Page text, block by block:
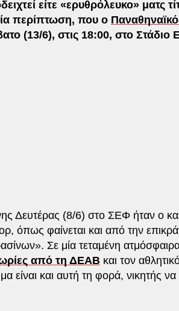
είτε «ερυθρόλευκο» ματς
περίπτωση, που ο
(13/6), στις 18:00, στο Στάδιο
Δευτέρας (8/6) στο ΣΕΦ ήταν ο
όπως φαίνεται και από την
Σε μία τεταμένη
από τη ΔΕΑΒ και τον
είναι και αυτή τη φορά, νικητής να